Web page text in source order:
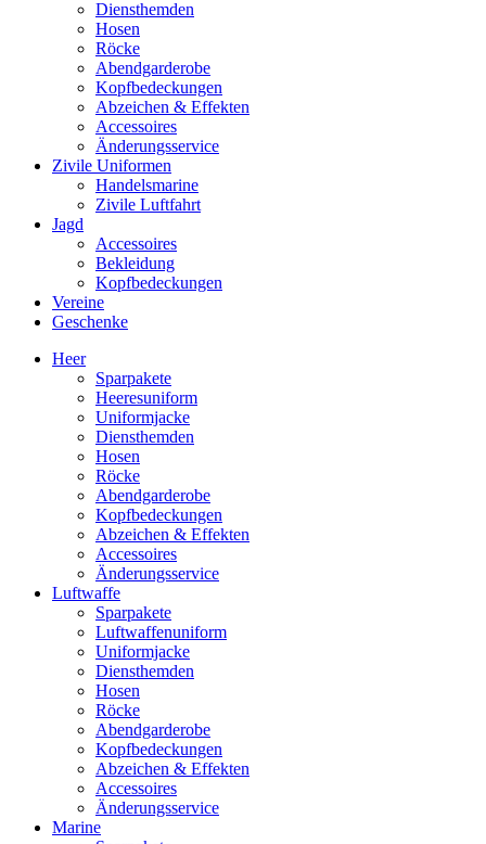
Diensthemden
Hosen
Röcke
Abendgarderobe
Kopfbedeckungen
Abzeichen & Effekten
Accessoires
Änderungsservice
Zivile Uniformen
Handelsmarine
Zivile Luftfahrt
Jagd
Accessoires
Bekleidung
Kopfbedeckungen
Vereine
Geschenke
Heer
Sparpakete
Heeresuniform
Uniformjacke
Diensthemden
Hosen
Röcke
Abendgarderobe
Kopfbedeckungen
Abzeichen & Effekten
Accessoires
Änderungsservice
Luftwaffe
Sparpakete
Luftwaffenuniform
Uniformjacke
Diensthemden
Hosen
Röcke
Abendgarderobe
Kopfbedeckungen
Abzeichen & Effekten
Accessoires
Änderungsservice
Marine